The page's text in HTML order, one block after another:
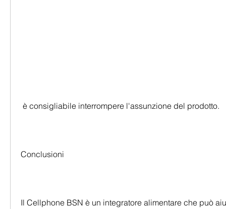
è consigliabile interrompere l'assunzione del prodotto.
Conclusioni
Il Cellphone BSN è un integratore alimentare che può